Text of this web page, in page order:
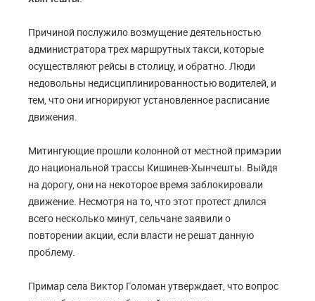
Причиной послужило возмущение деятельностью
администратора трех маршрутных такси, которые
осуществляют рейсы в столицу, и обратно. Люди
недовольны недисциплинированностью водителей, и
тем, что они игнорируют установленное расписание
движения.
Митингующие прошли колонной от местной примэрии
до национальной трассы Кишинев-Хынчешты. Выйдя
на дорогу, они на некоторое время заблокировали
движение. Несмотря на то, что этот протест длился
всего несколько минут, сельчане заявили о
повторении акции, если власти не решат данную
проблему.
Примар села Виктор Голоман утверждает, что вопрос